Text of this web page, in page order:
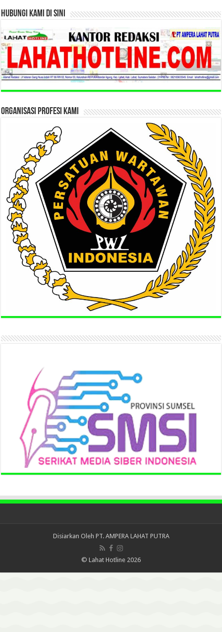
HUBUNGI KAMI DI SINI
ORGANISASI PROFESI KAMI
Disiarkan Oleh PT. AMPERA LAHAT PUTRA
© Lahat Hotline 2026